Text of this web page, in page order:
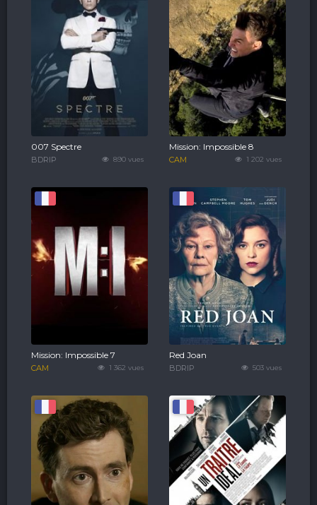
890 vues
007 Spectre
BDRIP 1 202 vues
Mission: Impossible 8
CAM
1 362 vues
Mission: Impossible 7
CAM 503 vues
Red Joan
BDRIP